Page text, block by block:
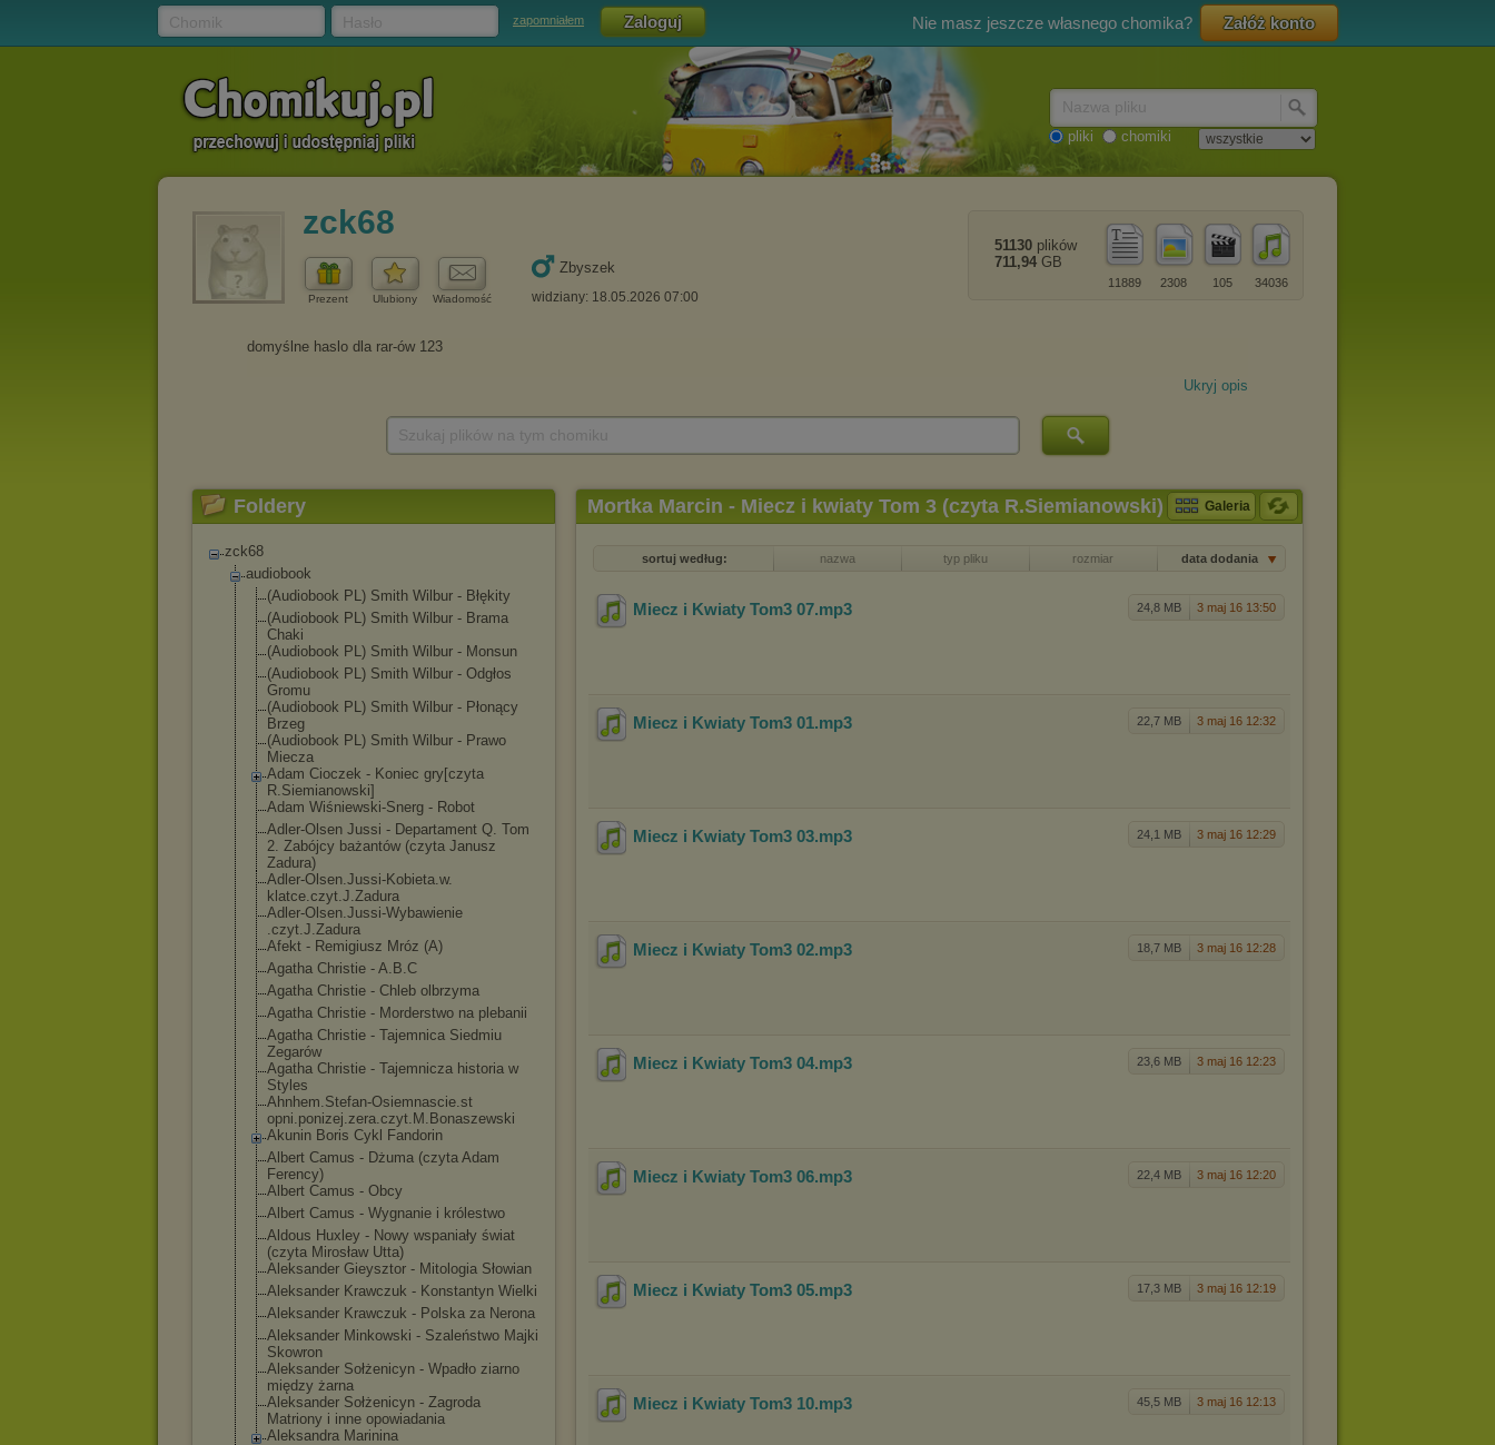
zapomniałem Nie masz jeszcze własnego chomika? Załóż konto
pliki chomiki
zck68
Prezent Ulubiony Wiadomość
Zbyszek
widziany: 18.05.2026 07:00
34036
105
2308
11889
51130 plików
711,94 GB
Ukryj opis
Foldery
zck68
audiobook
(Audiobook PL) Smith Wilbur - Błękity
(Audiobook PL) Smith Wilbur - Brama
Chaki
(Audiobook PL) Smith Wilbur - Monsun
(Audiobook PL) Smith Wilbur - Odgłos
Gromu
(Audiobook PL) Smith Wilbur - Płonący
Brzeg
(Audiobook PL) Smith Wilbur - Prawo
Miecza
Adam Cioczek - Koniec gry[czyta
R.Siemianowski]
Adam Wiśniewski-Snerg - Robot
Adler-Olsen Jussi - Departament Q. Tom
2. Zabójcy bażantów (czyta Janusz
Zadura)
Adler-Olsen.Jussi-Kobieta.w.
klatce.czyt.J.Zadura
Adler-Olsen.Jussi-Wybawienie
.czyt.J.Zadura
Afekt - Remigiusz Mróz (A)
Agatha Christie - A.B.C
Agatha Christie - Chleb olbrzyma
Agatha Christie - Morderstwo na plebanii
Agatha Christie - Tajemnica Siedmiu
Zegarów
Agatha Christie - Tajemnicza historia w
Styles
Ahnhem.Stefan-Osiemnascie.st
opni.ponizej.zera.czyt.M.Bonaszewski
Akunin Boris Cykl Fandorin
Albert Camus - Dżuma (czyta Adam
Ferency)
Albert Camus - Obcy
Albert Camus - Wygnanie i królestwo
Aldous Huxley - Nowy wspaniały świat
(czyta Mirosław Utta)
Aleksander Gieysztor - Mitologia Słowian
Aleksander Krawczuk - Konstantyn Wielki
Aleksander Krawczuk - Polska za Nerona
Aleksander Minkowski - Szaleństwo Majki
Skowron
Aleksander Sołżenicyn - Wpadło ziarno
między żarna
Aleksander Sołżenicyn - Zagroda
Matriony i inne opowiadania
Aleksandra Marinina
Mortka Marcin - Miecz i kwiaty Tom 3 (czyta R.Siemianowski) Galeria
sortuj według: nazwa typ pliku rozmiar data dodania
24,8 MB 3 maj 16 13:50
Miecz i Kwiaty Tom3 07.mp3
22,7 MB 3 maj 16 12:32
Miecz i Kwiaty Tom3 01.mp3
24,1 MB 3 maj 16 12:29
Miecz i Kwiaty Tom3 03.mp3
18,7 MB 3 maj 16 12:28
Miecz i Kwiaty Tom3 02.mp3
23,6 MB 3 maj 16 12:23
Miecz i Kwiaty Tom3 04.mp3
22,4 MB 3 maj 16 12:20
Miecz i Kwiaty Tom3 06.mp3
17,3 MB 3 maj 16 12:19
Miecz i Kwiaty Tom3 05.mp3
45,5 MB 3 maj 16 12:13
Miecz i Kwiaty Tom3 10.mp3